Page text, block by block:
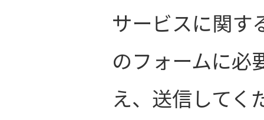
サービスに関す
のフォームに必
え、送信して